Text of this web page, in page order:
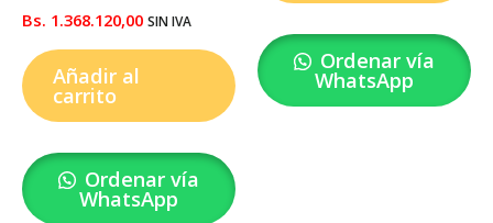
Bs. 1.368.120,00 SIN IVA
Añadir al
carrito
Ordenar vía
WhatsApp
Ordenar vía
WhatsApp